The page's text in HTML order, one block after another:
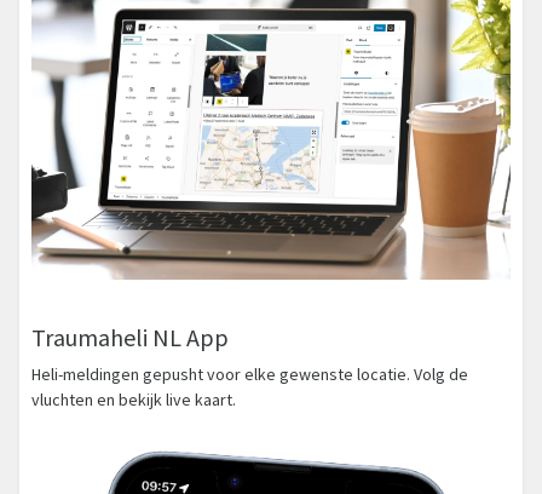
Traumaheli NL App
Heli-meldingen gepusht voor elke gewenste locatie. Volg de
vluchten en bekijk live kaart.